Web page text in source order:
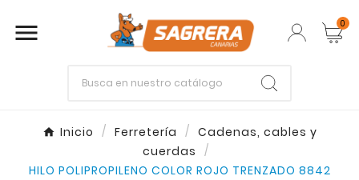
 0
Inicio Ferretería
Cadenas, cables y
cuerdas
HILO POLIPROPILENO COLOR ROJO TRENZADO 8842